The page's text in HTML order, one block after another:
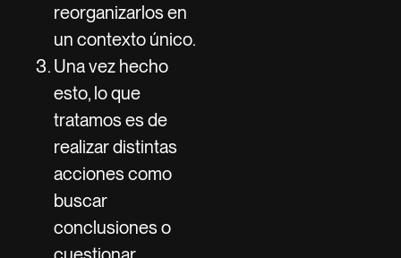
reorganizarlos en
un contexto único.
Una vez hecho
esto, lo que
tratamos es de
realizar distintas
acciones como
buscar
conclusiones o